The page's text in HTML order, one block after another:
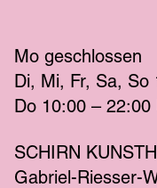
Mo geschlossen
Di
Mi Fr Sa So
Do 10:00 – 22:00
SCHIRN
Gabriel-Riesser-